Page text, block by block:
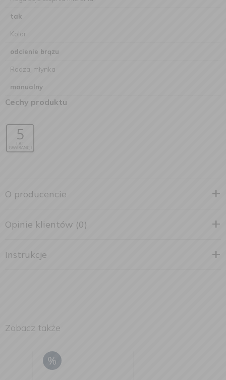
tak
Kolor
odcienie brązu
Rodzaj młynka
manualny
Cechy produktu
O producencie
Opinie klientów (0)
Instrukcje
Zobacz także